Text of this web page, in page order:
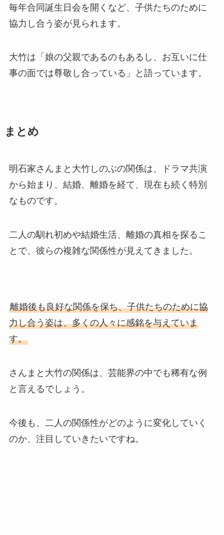
毎年合同誕生日会を開くなど、子供たちのために
協力し合う姿が見られます。
大竹は「娘の父親であるのもあるし、お互いに仕
事の面では尊敬し合っている」と語っています。
まとめ
明石家さんまと大竹しのぶの関係は、ドラマ共演
から始まり、結婚、離婚を経て、現在も続く特別
なものです。
二人の馴れ初めや結婚生活、離婚の真相を探るこ
とで、彼らの複雑な関係性が見えてきました。
離婚後も良好な関係を保ち、子供たちのために協
力し合う姿は、多くの人々に感銘を与えていま
す。
さんまと大竹の関係は、芸能界の中でも稀有な例
と言えるでしょう。
今後も、二人の関係性がどのように変化していく
のか、注目していきたいですね。